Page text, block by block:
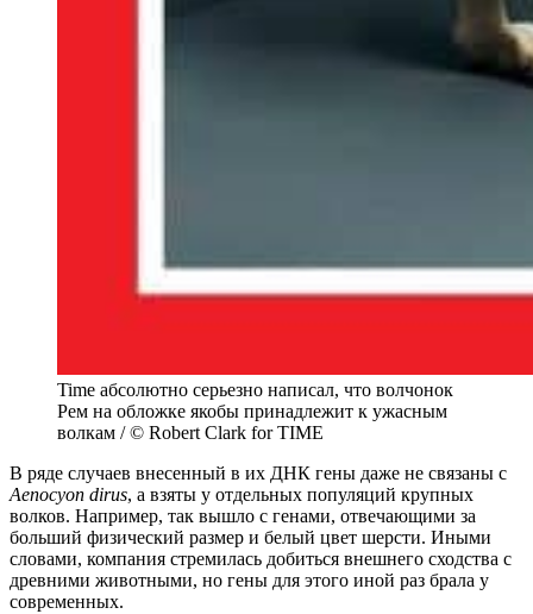
Time абсолютно серьезно написал, что волчонок
Рем на обложке якобы принадлежит к ужасным
волкам / © Robert Clark for TIME
В ряде случаев внесенный в их ДНК гены даже не связаны с
Aenocyon dirus, а взяты у отдельных популяций крупных
волков. Например, так вышло с генами, отвечающими за
больший физический размер и белый цвет шерсти. Иными
словами, компания стремилась добиться внешнего сходства с
древними животными, но гены для этого иной раз брала у
современных.